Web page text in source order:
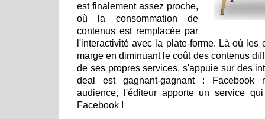
est finalement assez proche,
où la consommation de
contenus est remplacée par
l'interactivité avec la plate-forme. Là où les
marge en diminuant le coût des contenus
de ses propres services, s'appuie sur des
deal est gagnant-gagnant : Facebook
audience, l'éditeur apporte un service
Facebook !